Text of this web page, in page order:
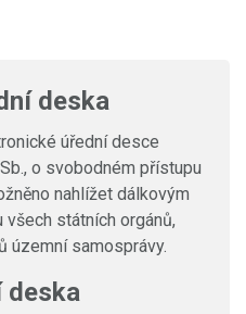
deska
úřední desce
o svobodném přístupu
nahlížet dálkovým
státních orgánů,
územní samosprávy.
deska